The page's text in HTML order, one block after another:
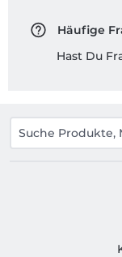
Häufige
Hast Du